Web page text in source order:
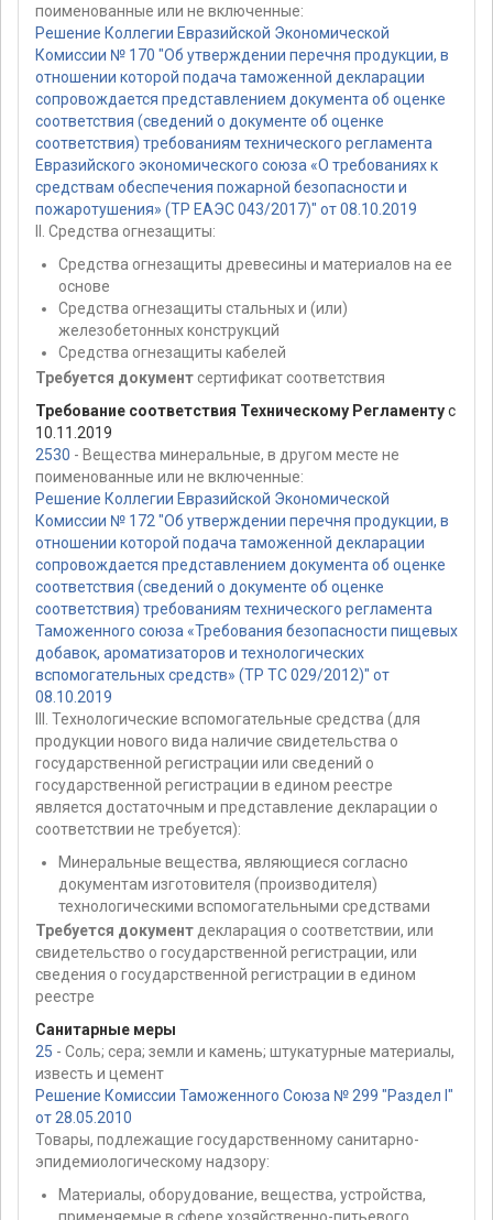
поименованные или не включенные:
Решение Коллегии Евразийской Экономической
Комиссии № 170 "Об утверждении перечня продукции, в
отношении которой подача таможенной декларации
сопровождается представлением документа об оценке
соответствия (сведений о документе об оценке
соответствия) требованиям технического регламента
Евразийского экономического союза «О требованиях к
средствам обеспечения пожарной безопасности и
пожаротушения» (ТР ЕАЭС 043/2017)" от 08.10.2019
II. Средства огнезащиты:
Средства огнезащиты древесины и материалов на ее
основе
Средства огнезащиты стальных и (или)
железобетонных конструкций
Средства огнезащиты кабелей
Требуется документсертификат соответствия
Требование соответствия Техническому Регламентус
10.11.2019
2530 - Вещества минеральные, в другом месте не
поименованные или не включенные:
Решение Коллегии Евразийской Экономической
Комиссии № 172 "Об утверждении перечня продукции, в
отношении которой подача таможенной декларации
сопровождается представлением документа об оценке
соответствия (сведений о документе об оценке
соответствия) требованиям технического регламента
Таможенного союза «Требования безопасности пищевых
добавок, ароматизаторов и технологических
вспомогательных средств» (ТР ТС 029/2012)" от
08.10.2019
III. Технологические вспомогательные средства (для
продукции нового вида наличие свидетельства о
государственной регистрации или сведений о
государственной регистрации в едином реестре
является достаточным и представление декларации о
соответствии не требуется):
Минеральные вещества, являющиеся согласно
документам изготовителя (производителя)
технологическими вспомогательными средствами
Требуется документ декларация о соответствии, или
свидетельство о государственной регистрации, или
сведения о государственной регистрации в едином
реестре
Санитарные меры
25 - Соль; сера; земли и камень; штукатурные материалы,
известь и цемент
Решение Комиссии Таможенного Союза № 299 "Раздел I"
от 28.05.2010
Товары, подлежащие государственному санитарно-
эпидемиологическому надзору:
Материалы, оборудование, вещества, устройства,